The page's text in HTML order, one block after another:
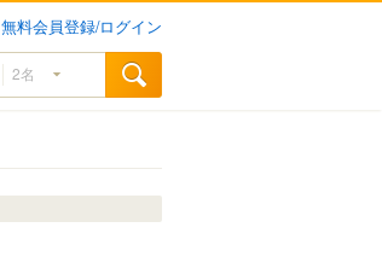
無料会員登録/ログイン